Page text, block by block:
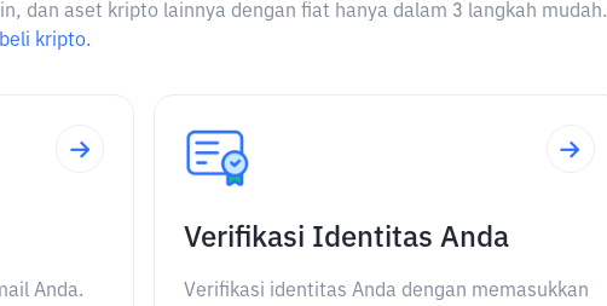
dan aset kripto lainnya dengan fiat hanya dalam 3 langkah mudah.
kripto.
Anda.
Verifikasi Identitas Anda
Verifikasi identitas Anda dengan memasukkan